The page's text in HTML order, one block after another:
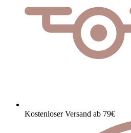
Kostenloser Versand ab 79€